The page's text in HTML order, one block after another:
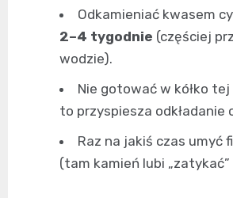
Odkamieniać kwasem
2–4 tygodnie (częściej
wodzie).
Nie gotować w kółko
to przyspiesza odkładanie
Raz na jakiś czas umyć
(tam kamień lubi „zatykać”